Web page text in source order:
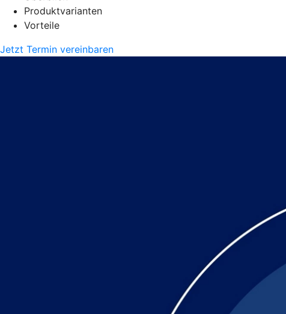
Produktvarianten
Vorteile
Jetzt Termin vereinbaren